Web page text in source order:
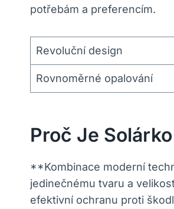
potřebám a preferencím.
Revoluční design
Rovnoměrné opalování
Proč Je
**Kombinace moderní
jedinečnému tvaru a
efektivní ochranu proti